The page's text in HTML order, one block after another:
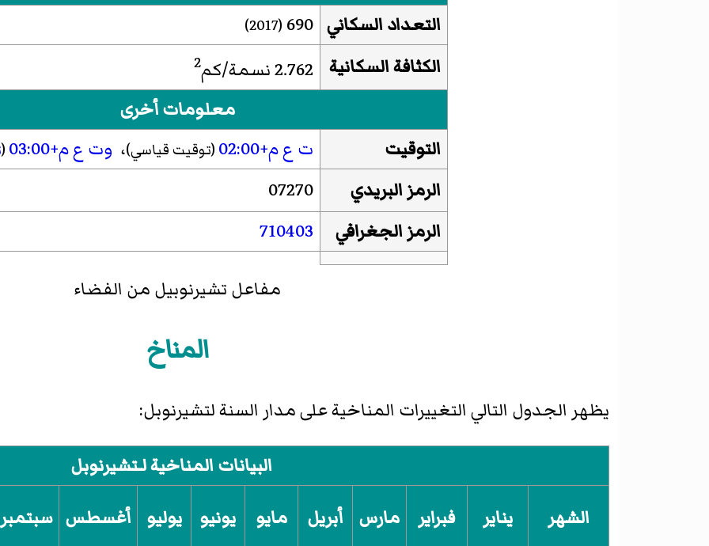
التعداد السكاني 690
(2017)
الكثافة السكانية 2.762 نسمة/كم 2
معلومات أخرى
التوقيت
ت ع م+02:00 (توقيت قياسي)، وت ع م+03:00 (
الرمز البريدي
07270
الرمز الجغرافي
710403
مفاعل تشيرنوبيل من الفضاء
المناخ
يظهر الجدول التالي التغييرات المناخية على مدار السنة لتشيرنوبل:
البيانات المناخية لـتشيرنوبل
الشهر
يناير فبراير مارس أبريل مايو يونيو يوليو أغسطس سبتمبر